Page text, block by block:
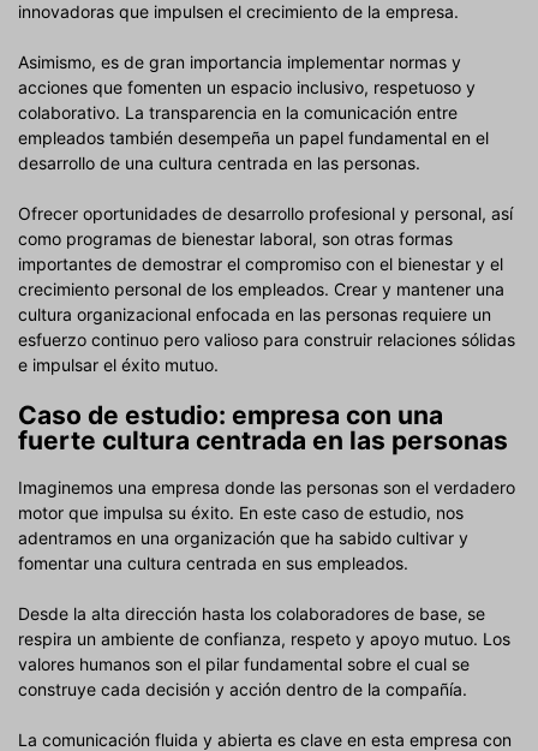
innovadoras que impulsen el crecimiento de la empresa.
Asimismo, es de gran importancia implementar normas y
acciones que fomenten un espacio inclusivo, respetuoso y
colaborativo. La transparencia en la comunicación entre
empleados también desempeña un papel fundamental en el
desarrollo de una cultura centrada en las personas.
Ofrecer oportunidades de desarrollo profesional y personal, así
como programas de bienestar laboral, son otras formas
importantes de demostrar el compromiso con el bienestar y el
crecimiento personal de los empleados. Crear y mantener una
cultura organizacional enfocada en las personas requiere un
esfuerzo continuo pero valioso para construir relaciones sólidas
e impulsar el éxito mutuo.
Caso de estudio: empresa con una
fuerte cultura centrada en las personas
Imaginemos una empresa donde las personas son el verdadero
motor que impulsa su éxito. En este caso de estudio, nos
adentramos en una organización que ha sabido cultivar y
fomentar una cultura centrada en sus empleados.
Desde la alta dirección hasta los colaboradores de base, se
respira un ambiente de confianza, respeto y apoyo mutuo. Los
valores humanos son el pilar fundamental sobre el cual se
construye cada decisión y acción dentro de la compañía.
La comunicación fluida y abierta es clave en esta empresa con